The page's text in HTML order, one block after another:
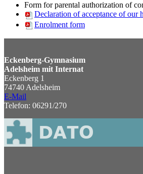
Form for parental authorization of
Declaration of acceptance of our
Enrolment form
Eckenberg-Gymnasium
Adelsheim mit Internat
Eckenberg 1
74740 Adelsheim
E-Mail
Telefon: 06291/270